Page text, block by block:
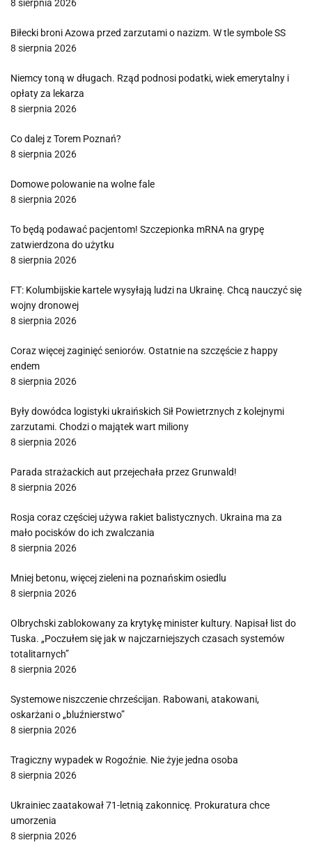
8 sierpnia 2026
Biłecki broni Azowa przed zarzutami o nazizm. W tle symbole SS
8 sierpnia 2026
Niemcy toną w długach. Rząd podnosi podatki, wiek emerytalny i
opłaty za lekarza
8 sierpnia 2026
Co dalej z Torem Poznań?
8 sierpnia 2026
Domowe polowanie na wolne fale
8 sierpnia 2026
To będą podawać pacjentom! Szczepionka mRNA na grypę
zatwierdzona do użytku
8 sierpnia 2026
FT: Kolumbijskie kartele wysyłają ludzi na Ukrainę. Chcą nauczyć się
wojny dronowej
8 sierpnia 2026
Coraz więcej zaginięć seniorów. Ostatnie na szczęście z happy
endem
8 sierpnia 2026
Były dowódca logistyki ukraińskich Sił Powietrznych z kolejnymi
zarzutami. Chodzi o majątek wart miliony
8 sierpnia 2026
Parada strażackich aut przejechała przez Grunwald!
8 sierpnia 2026
Rosja coraz częściej używa rakiet balistycznych. Ukraina ma za
mało pocisków do ich zwalczania
8 sierpnia 2026
Mniej betonu, więcej zieleni na poznańskim osiedlu
8 sierpnia 2026
Olbrychski zablokowany za krytykę minister kultury. Napisał list do
Tuska. „Poczułem się jak w najczarniejszych czasach systemów
totalitarnych”
8 sierpnia 2026
Systemowe niszczenie chrześcijan. Rabowani, atakowani,
oskarżani o „bluźnierstwo”
8 sierpnia 2026
Tragiczny wypadek w Rogoźnie. Nie żyje jedna osoba
8 sierpnia 2026
Ukrainiec zaatakował 71-letnią zakonnicę. Prokuratura chce
umorzenia
8 sierpnia 2026